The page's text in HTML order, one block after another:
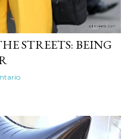
STREETS: BEING